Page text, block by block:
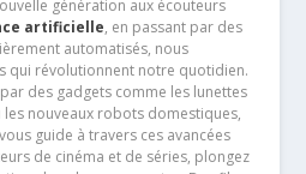
génération aux écouteurs
artificielle, en passant par des
automatisés, nous
qui révolutionnent notre quotidien.
des gadgets comme les lunettes
les nouveaux robots domestiques,
guide à travers ces avancées
de cinéma et de séries, plongez